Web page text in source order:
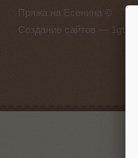
Пряжа на Есенина ©
Создание сайтов